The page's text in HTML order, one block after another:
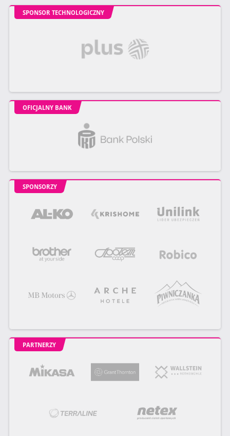
SPONSOR TECHNOLOGICZNY
OFICJALNY BANK
SPONSORZY
PARTNERZY